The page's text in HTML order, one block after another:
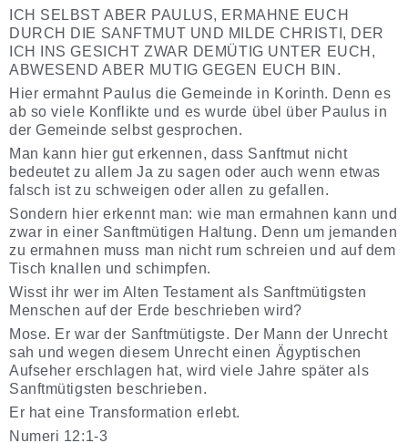
ICH SELBST ABER PAULUS, ERMAHNE EUCH
DURCH DIE SANFTMUT UND MILDE CHRISTI, DER
ICH INS GESICHT ZWAR DEMÜTIG UNTER EUCH,
ABWESEND ABER MUTIG GEGEN EUCH BIN.
Hier ermahnt Paulus die Gemeinde in Korinth. Denn es
ab so viele Konflikte und es wurde übel über Paulus in
der Gemeinde selbst gesprochen.
Man kann hier gut erkennen, dass Sanftmut nicht
bedeutet zu allem Ja zu sagen oder auch wenn etwas
falsch ist zu schweigen oder allen zu gefallen.
Sondern hier erkennt man: wie man ermahnen kann und
zwar in einer Sanftmütigen Haltung. Denn um jemanden
zu ermahnen muss man nicht rum schreien und auf dem
Tisch knallen und schimpfen.
Wisst ihr wer im Alten Testament als Sanftmütigsten
Menschen auf der Erde beschrieben wird?
Mose. Er war der Sanftmütigste. Der Mann der Unrecht
sah und wegen diesem Unrecht einen Ägyptischen
Aufseher erschlagen hat, wird viele Jahre später als
Sanftmütigsten beschrieben.
Er hat eine Transformation erlebt.
Numeri 12:1-3